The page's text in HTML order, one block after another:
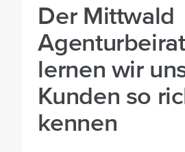
Der Mittwald
lernen wir
Kunden so
kennen